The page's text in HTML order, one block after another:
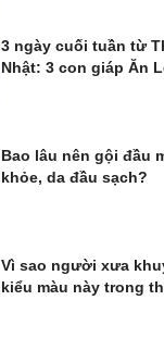
3 ngày cuối tuần từ
Nhật: 3 con giáp Ăn
Bao lâu nên gội đầu
khỏe, da đầu sạch?
Vì sao người xưa
kiểu màu này trong